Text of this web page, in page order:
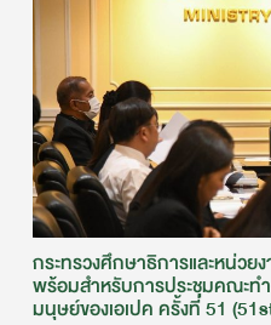
กระทรวงศึกษาธิการและหน่วย
พร้อมสำหรับการประชุมคณะ
มนุษย์ของเอเปค ครั้งที่ 51